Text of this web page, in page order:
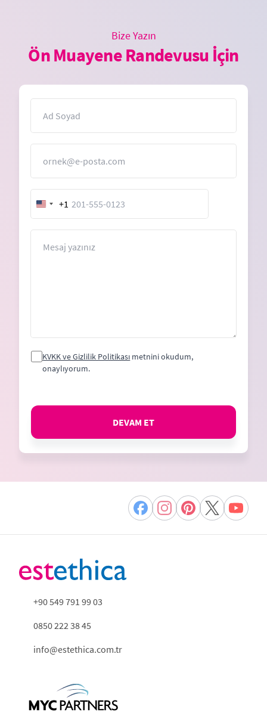
Bize Yazın
Ön Muayene Randevusu İçin
United
States
+1
KVKK ve Gizlilik Politikası metnini okudum,
onaylıyorum.
DEVAM ET
+90 549 791 99 03
0850 222 38 45
info@estethica.com.tr